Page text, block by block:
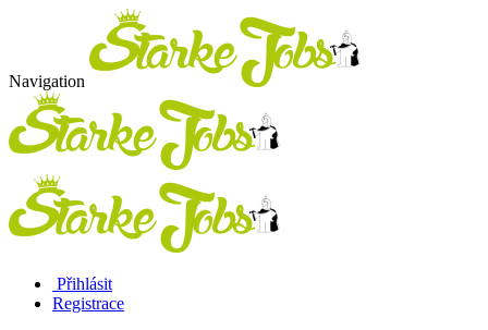
Navigation
Přihlásit
Registrace